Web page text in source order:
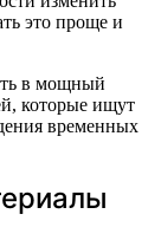
это проще и
в мощный
которые ищут
временных